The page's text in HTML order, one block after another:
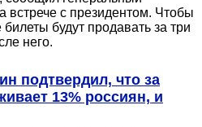
встрече с президентом. Чтобы
будут продавать за три
него.
подтвердил, что за
13% россиян, и